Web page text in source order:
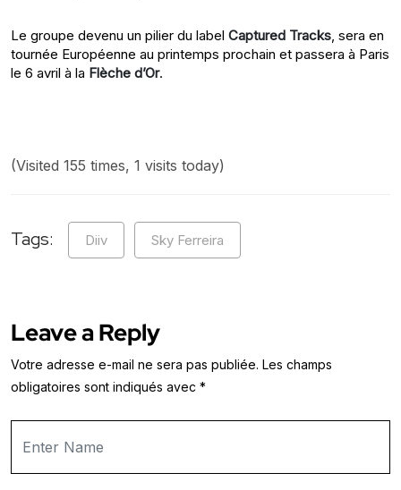
Le groupe devenu un pilier du label Captured Tracks, sera en
tournée Européenne au printemps prochain et passera à Paris
le 6 avril à la Flèche d’Or.
(Visited 155 times, 1 visits today)
Tags: Diiv Sky Ferreira
Leave a Reply
Votre adresse e-mail ne sera pas publiée. Les champs
obligatoires sont indiqués avec *